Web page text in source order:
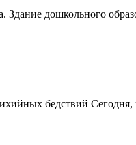
дошкольного
бедствий Сегодня,